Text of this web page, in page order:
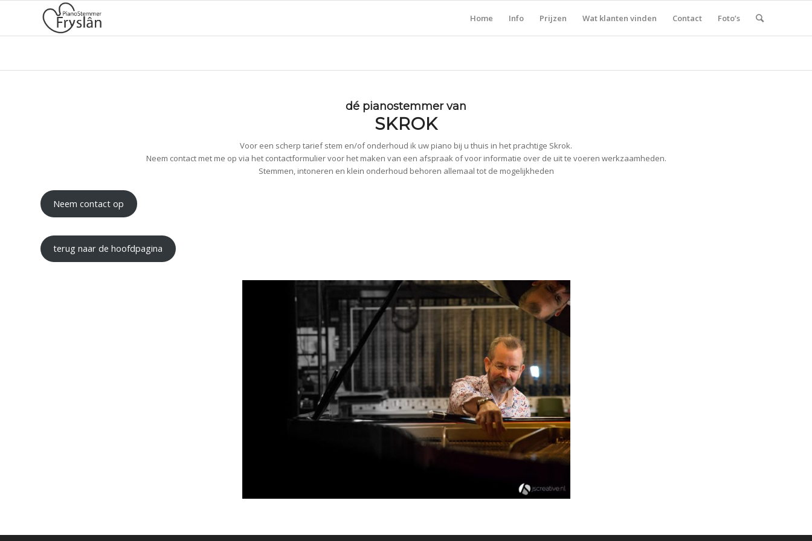
Home Info Prijzen Wat klanten vinden Contact Foto’s
dé pianostemmer van
SKROK
Voor een scherp tarief stem en/of onderhoud ik uw piano bij u thuis in het prachtige Skrok.
Neem contact met me op via het contactformulier voor het maken van een afspraak of voor informatie over de uit te voeren werkzaamheden.
Stemmen, intoneren en klein onderhoud behoren allemaal tot de mogelijkheden
Neem contact op
terug naar de hoofdpagina